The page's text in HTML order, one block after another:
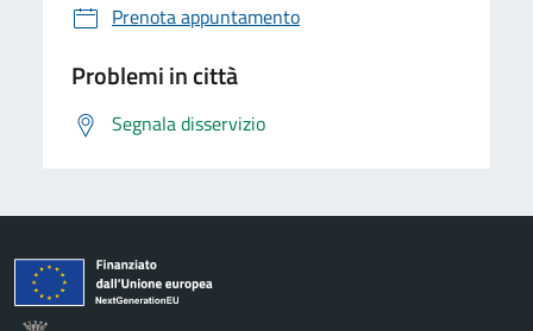
Prenota appuntamento
Problemi in città
Segnala disservizio